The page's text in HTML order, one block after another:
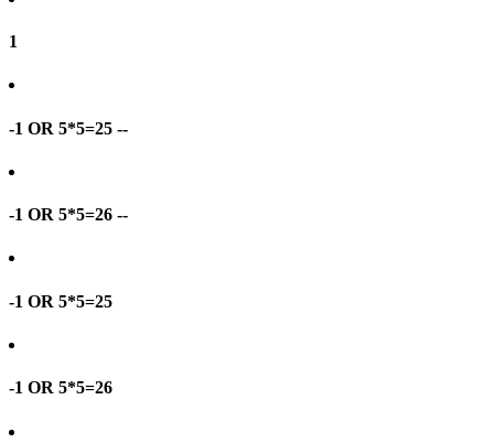
1
-1 OR 5*5=25 --
-1 OR 5*5=26 --
-1 OR 5*5=25
-1 OR 5*5=26